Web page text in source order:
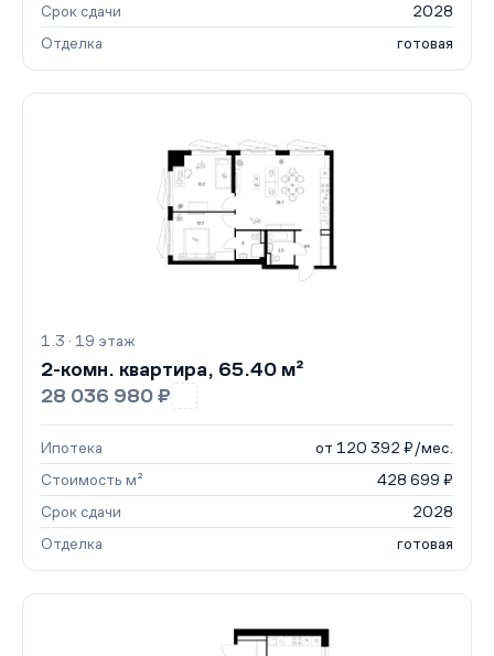
Срок сдачи
2028
Отделка
готовая
1.3 · 19 этаж
2-комн. квартира, 65.40 м²
28 036 980 ₽
Ипотека
от 120 392 ₽/мес.
Стоимость м²
428 699 ₽
Срок сдачи
2028
Отделка
готовая